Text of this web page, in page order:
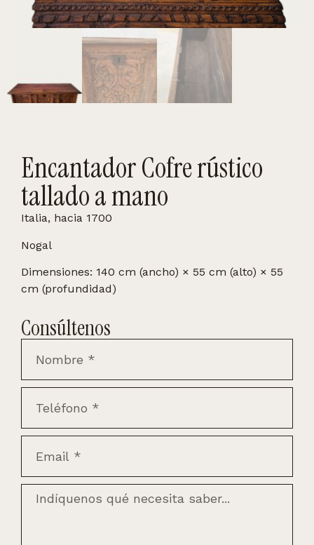
Encantador Cofre rústico
tallado a mano
Italia, hacia 1700
Nogal
Dimensiones: 140 cm (ancho) × 55 cm (alto) × 55
cm (profundidad)
Consúltenos